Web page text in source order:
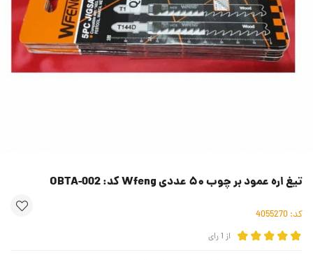
تیغ اره عمود بر چوب ۵۰ عددی Wfeng کد: OBTA-002
کد:
از 1رای